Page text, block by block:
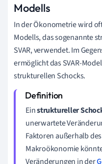
Modells
In der Ökonometrie wird
Modells, das sogenannte
SVAR, verwendet. Im
ermöglicht das SVAR-
strukturellen Schocks.
Einstruktureller
unerwartete
Faktoren außerhalb
Makroökonomie
Veränderungen in der